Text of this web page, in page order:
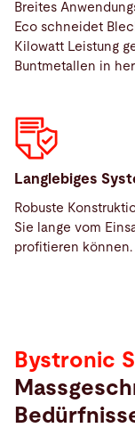
Breites
Eco schneidet
Kilowatt Leistung
Buntmetallen in
Langlebiges
Robuste
Sie lange vom
profitieren können.
Service
Service
Bystronic